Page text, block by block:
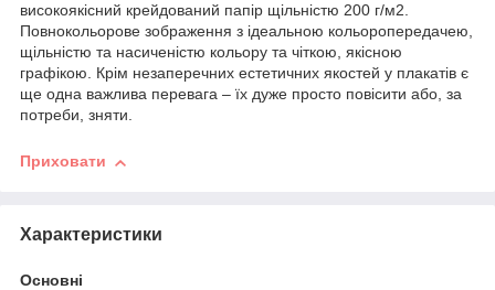
високоякісний крейдований папір щільністю 200 г/м2.
Повнокольорове зображення з ідеальною кольоропередачею,
щільністю та насиченістю кольору та чіткою, якісною
графікою. Крім незаперечних естетичних якостей у плакатів є
ще одна важлива перевага – їх дуже просто повісити або, за
потреби, зняти.
Приховати
Характеристики
Основні